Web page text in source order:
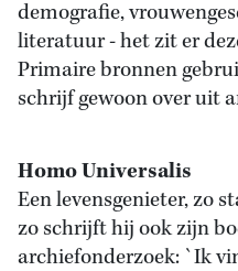
demografie,
literatuur - het zit er
Primaire bronnen
schrijf gewoon over uit
Homo Universalis
Een levensgenieter, zo
zo schrijft hij ook zijn
archiefonderzoek: `Ik